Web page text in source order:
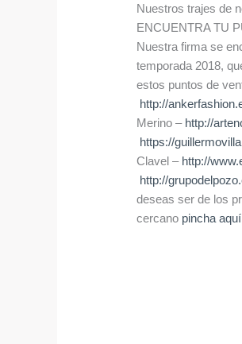
Nuestros trajes de
ENCUENTRA TU
Nuestra firma se
temporada 2018,
estos puntos de
http://
Merino – http://
https://
Clavel – http://
http://
deseas ser de los
cercano pincha